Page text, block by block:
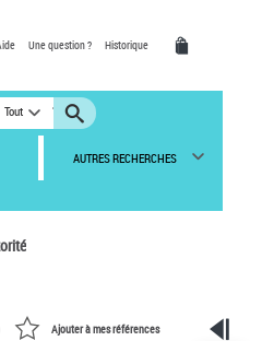
Une question ? Historique
Tout
AUTRES RECHERCHES
Ajouter à mes références